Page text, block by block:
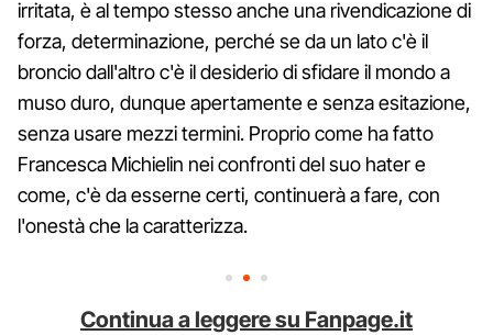
irritata, è al tempo stesso anche una rivendicazione di
forza, determinazione, perché se da un lato c'è il
broncio dall'altro c'è il desiderio di sfidare il mondo a
muso duro, dunque apertamente e senza esitazione,
senza usare mezzi termini. Proprio come ha fatto
Francesca Michielin nei confronti del suo hater e
come, c'è da esserne certi, continuerà a fare, con
l'onestà che la caratterizza.
Continua a leggere su Fanpage.it